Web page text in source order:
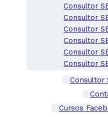
Consultor
Consultor
Consultor
Consultor
Consultor
Consultor
Consultor
Cursos